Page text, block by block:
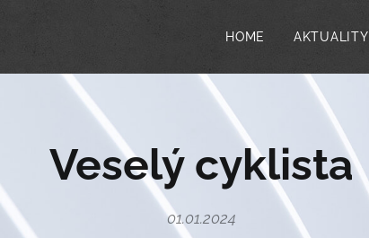
HOME AKTUALITY
Veselý cyklista
01.01.2024